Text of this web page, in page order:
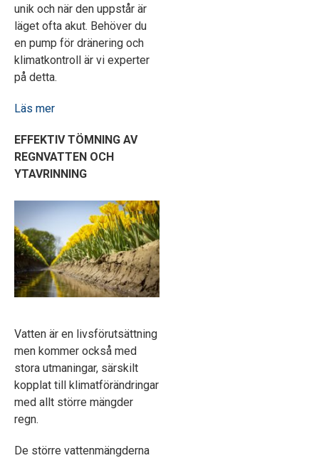
unik och när den uppstår är
läget ofta akut. Behöver du
en pump för dränering och
klimatkontroll är vi experter
på detta.
Läs mer
EFFEKTIV TÖMNING AV
REGNVATTEN OCH
YTAVRINNING
Vatten är en livsförutsättning
men kommer också med
stora utmaningar, särskilt
kopplat till klimatförändringar
med allt större mängder
regn.
De större vattenmängderna